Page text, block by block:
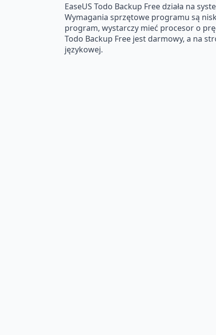
EaseUS Todo Backup Free działa na
Wymagania sprzętowe programu są
program, wystarczy mieć procesor o
Todo Backup Free jest darmowy, a na
językowej.